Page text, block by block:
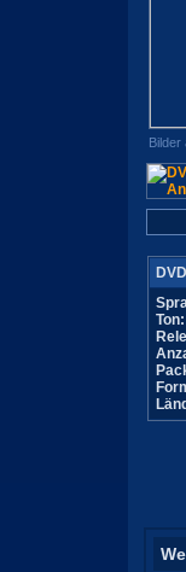
Bilder
Ton: